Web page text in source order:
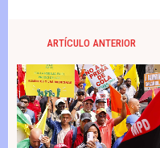
ARTÍCULO ANTERIOR